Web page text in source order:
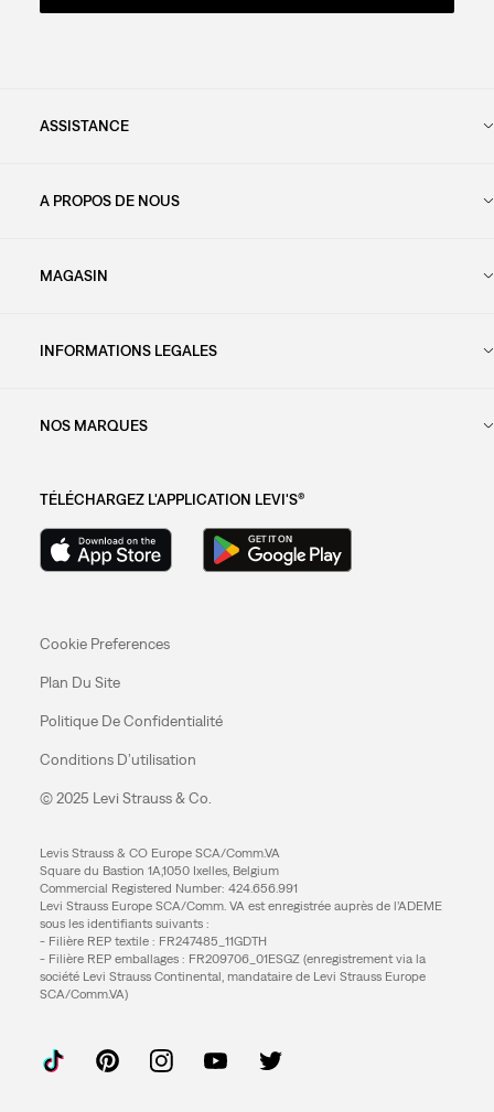
ASSISTANCE
A PROPOS DE NOUS
MAGASIN
INFORMATIONS LEGALES
NOS MARQUES
TÉLÉCHARGEZ L'APPLICATION LEVI'S®
Cookie Preferences
Plan Du Site
Politique De Confidentialité
Conditions D’utilisation
© 2025 Levi Strauss & Co.
Levis Strauss & CO Europe SCA/Comm.VA
Square du Bastion 1A,1050 Ixelles, Belgium
Commercial Registered Number: 424.656.991
Levi Strauss Europe SCA/Comm. VA est enregistrée auprès de l’ADEME
sous les identifiants suivants :
- Filière REP textile : FR247485_11GDTH
- Filière REP emballages : FR209706_01ESGZ (enregistrement via la
société Levi Strauss Continental, mandataire de Levi Strauss Europe
SCA/Comm.VA)